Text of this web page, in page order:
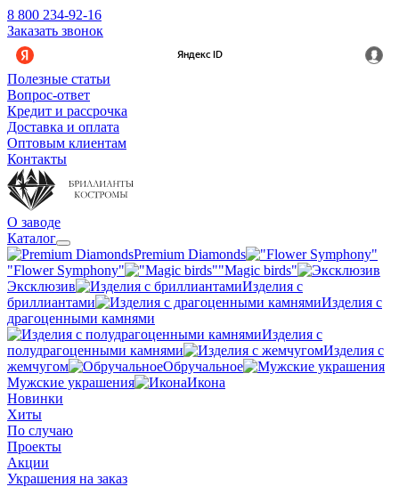
8 800 234-92-16
Заказать звонок
Полезные статьи
Вопрос-ответ
Кредит и рассрочка
Доставка и оплата
Оптовым клиентам
Контакты
О заводе
Каталог
Premium Diamonds
"Flower Symphony"
"Magic birds"
Эксклюзив
Изделия с
бриллиантами
Изделия с
драгоценными камнями
Изделия с
полудрагоценными камнями
Изделия с
жемчугом
Обручальное
Мужские украшения
Икона
Новинки
Хиты
По случаю
Проекты
Акции
Украшения на заказ